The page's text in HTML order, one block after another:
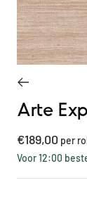
Arte
Kortings
prijs
€189,00 per
Voor 12:00